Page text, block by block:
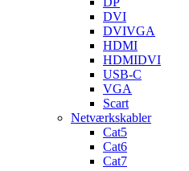
DVI
DVIVGA
HDMI
HDMIDVI
USB-C
VGA
Scart
Netværkskabler
Cat5
Cat6
Cat7